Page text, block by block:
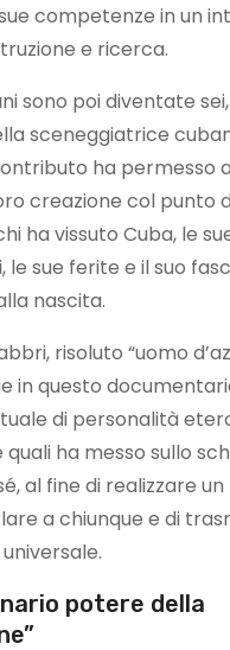
competenze in un
e ricerca.
sono poi diventate
sceneggiatrice
ha permesso
creazione col punto
ha vissuto Cuba, le
le sue ferite e il suo
nascita.
risoluto “uomo
in questo
di personalità
ha messo sullo
al fine di realizzare un
a chiunque e di
potere della